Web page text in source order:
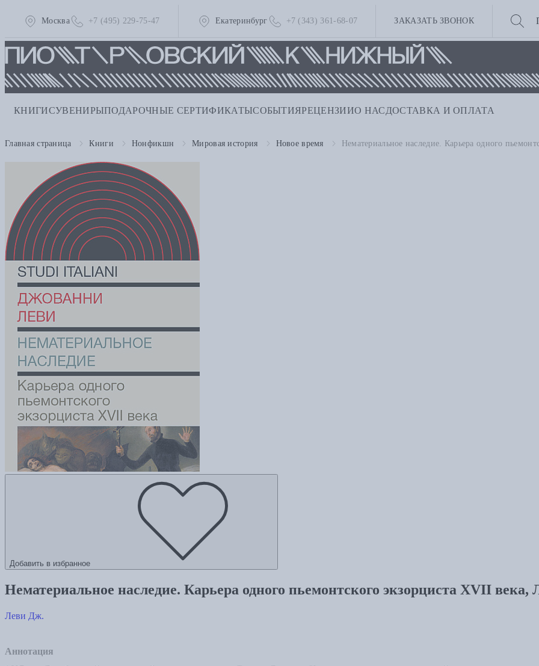
Москва +7 (495) 229-75-47 Екатеринбург +7 (343) 361-68-07 ЗАКАЗАТЬ ЗВОНОК
КНИГИСУВЕНИРЫПОДАРОЧНЫЕ СЕРТИФИКАТЫСОБЫТИЯРЕЦЕНЗИИО НАС ДОСТАВКА И ОПЛАТА
Главная страница Книги Нонфикшн Мировая история Новое время Нематериальное наследие. Карьера одного
Добавить в избранное
Нематериальное наследие. Карьера одного пьемонтского экзорциста XVII
Леви Дж.
Аннотация